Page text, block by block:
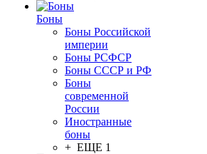
Боны
Боны Российской
империи
Боны РСФСР
Боны СССР и РФ
Боны
современной
России
Иностранные
боны
+ ЕЩЕ 1